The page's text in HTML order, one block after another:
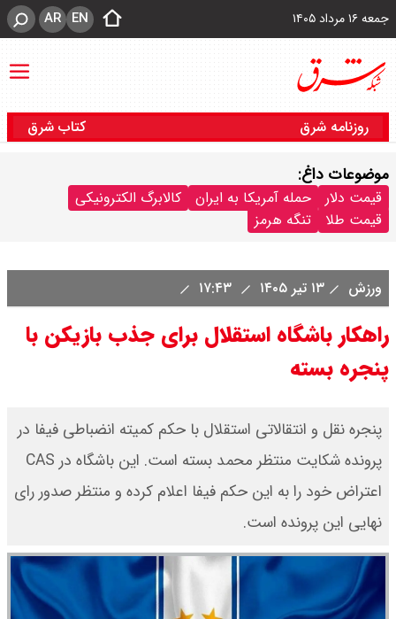
جمعه ۱۶ مرداد ۱۴۰۵ EN
AR
روزنامه شرق کتاب شرق
موضوعات داغ:
قیمت دلار حمله آمریکا به ایران
کالابرگ الکترونیکی
قیمت طلا
تنگه هرمز
ورزش ۱۳ تیر ۱۴۰۵
راهکار باشگاه استقلال برای جذب بازیکن با
پنجره بسته
پنجره نقل و انتقالاتی استقلال با حکم کمیته انضباطی فیفا در
پرونده شکایت منتظر محمد بسته است. این باشگاه در CAS
اعتراض خود را به این حکم فیفا اعلام کرده و منتظر صدور رای
نهایی این پرونده است.